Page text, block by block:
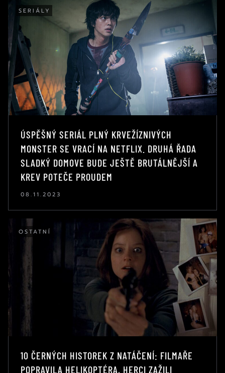
SERIÁLY
ÚSPĚŠNÝ SERIÁL PLNÝ KRVEŽÍZNIVÝCH
MONSTER SE VRACÍ NA NETFLIX. DRUHÁ ŘADA
SLADKÝ DOMOVE BUDE JEŠTĚ BRUTÁLNĚJŠÍ A
KREV POTEČE PROUDEM
08.11.2023
OSTATNÍ
10 ČERNÝCH HISTOREK Z NATÁČENÍ: FILMAŘE
POPRAVILA HELIKOPTÉRA, HERCI ZAŽILI